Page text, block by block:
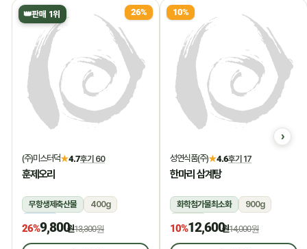
👑판매 1위 26%
(주)미스터덕★4.7후기 60
훈제오리
무항생제축산물
400g
냉동
26%9,800원13,300원
10%
성연식품(주)★4.6후기 17
한마리 삼계탕
화학첨가물최소화
900g
상온
10%12,600원14,000원